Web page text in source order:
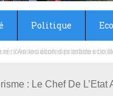
Politique
les écoles primaire et
: Le Chef De